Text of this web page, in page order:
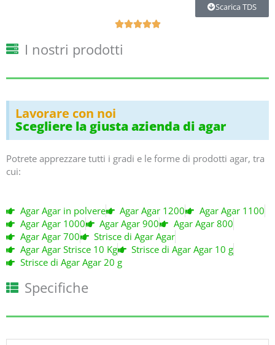
Scarica TDS
5
評
し
ま
た
I nostri prodotti
Lavorare con noi
Scegliere la giusta azienda di agar
Potrete apprezzare tutti i gradi e le forme di prodotti agar, tra
cui:
Agar Agar in polvere Agar Agar 1200
Agar Agar 1100
Agar Agar 1000
Agar Agar 900
Agar Agar 800
Agar Agar 700
Strisce di Agar Agar
Agar Agar Strisce 10 Kg
Strisce di Agar Agar 10 g
Strisce di Agar Agar 20 g
Specifiche